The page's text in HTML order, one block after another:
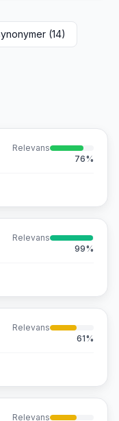
(14)
Relevans
76%
Relevans
99%
Relevans
61%
Relevans